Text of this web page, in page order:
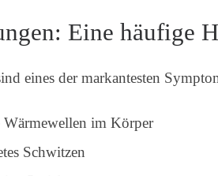
Eine häufige
eines der markantesten
Wärmewellen im Körper
Schwitzen